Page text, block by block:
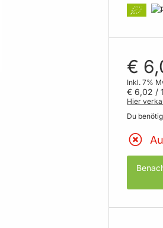
€
Inkl. 7%
€ 6,02 /
Hier
Du